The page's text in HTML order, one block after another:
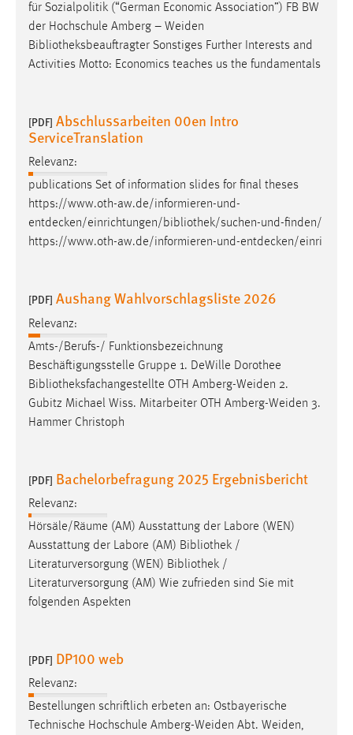
für Sozialpolitik (“German Economic Association”) FB BW
der Hochschule Amberg – Weiden
Bibliotheksbeauftragter Sonstiges Further Interests and
Activities Motto: Economics teaches us the fundamentals
[PDF] Abschlussarbeiten 00en Intro
ServiceTranslation
Relevanz:
publications Set of information slides for final theses
https://www.oth-aw.de/informieren-und-
entdecken/einrichtungen/bibliothek/suchen-und-finden/
https://www.oth-aw.de/informieren-und-entdecken/einri
[PDF] Aushang Wahlvorschlagsliste 2026
Relevanz:
Amts-/Berufs-/ Funktionsbezeichnung
Beschäftigungsstelle Gruppe 1. DeWille Dorothee
Bibliotheksfachangestellte OTH Amberg-Weiden 2.
Gubitz Michael Wiss. Mitarbeiter OTH Amberg-Weiden 3.
Hammer Christoph
[PDF] Bachelorbefragung 2025 Ergebnisbericht
Relevanz:
Hörsäle/Räume (AM) Ausstattung der Labore (WEN)
Ausstattung der Labore (AM) Bibliothek /
Literaturversorgung (WEN) Bibliothek /
Literaturversorgung (AM) Wie zufrieden sind Sie mit
folgenden Aspekten
[PDF] DP100 web
Relevanz:
Bestellungen schriftlich erbeten an: Ostbayerische
Technische Hochschule Amberg-Weiden Abt. Weiden,
Name:
Zweck:
Sprachpräferenz
Name:
Zweck:
Das Cookie speichert die gewählte Sprache der Website.
Name:
MibewSessionID, MIBEW_UserID, mibew_locale, mibew-
chat-frame-style-5e9dbeb1811c0446
Zweck:
Cookie Laufzeit:
5e9dbeb1811c0446 = Sitzungslaufzeit, mibew_locale = 3
Jahre, MIBEW_UserID = 1 Jahr
Login
Name:
Dieser Cookie ist notwendig um sich an der Website
einloggen zu können.
Cookie Laufzeit:
24 Stunden